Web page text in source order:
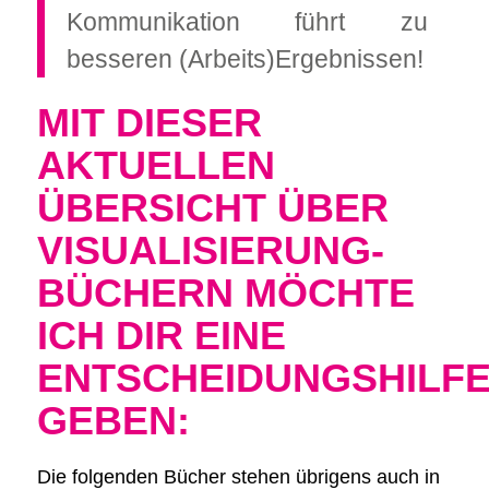
Kommunikation führt zu
besseren (Arbeits)Ergebnissen!
MIT DIESER
AKTUELLEN
ÜBERSICHT ÜBER
VISUALISIERUNG-
BÜCHERN MÖCHTE
ICH DIR EINE
GEBEN:
Die folgenden Bücher stehen übrigens auch in